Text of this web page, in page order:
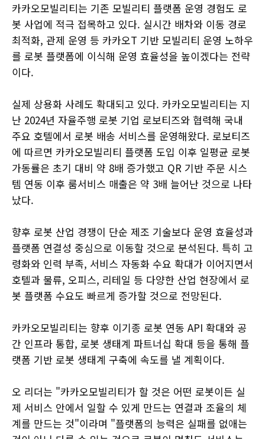
카카오모빌리티는 기존 모빌리티 플랫폼 운영 경험도 로
봇 사업에 적극 접목하고 있다. 실시간 배차와 이동 경로
최적화, 관제 운영 등 카카오T 기반 모빌리티 운영 노하우
를 로봇 플랫폼에 이식해 운영 효율성을 높이겠다는 전략
이다.
실제 상용화 사례도 확대되고 있다. 카카오모빌리티는 지
난 2024년 자율주행 로봇 기업 로보티즈와 협력해 국내
주요 호텔에서 로봇 배송 서비스를 운영해왔다. 로보티즈
에 따르면 카카오모빌리티 플랫폼 도입 이후 일평균 로봇
가동률은 초기 대비 약 8배 증가했고 QR 기반 주문 시스
템 연동 이후 룸서비스 매출은 약 3배 늘어난 것으로 나타
났다.
향후 로봇 산업 경쟁이 단순 제조 기술보다 운영 효율성과
플랫폼 연결성 중심으로 이동할 것으로 분석된다. 특히 고
령화와 인력 부족, 서비스 자동화 수요 확대가 이어지면서
호텔과 물류, 오피스, 리테일 등 다양한 산업 현장에서 로
봇 플랫폼 수요도 빠르게 증가할 것으로 전망된다.
카카오모빌리티는 향후 이기종 로봇 연동 API 확대와 공
간 인프라 통합, 로봇 생태계 파트너십 확대 등을 통해 플
랫폼 기반 로봇 생태계 구축에 속도를 낼 계획이다.
오 리더는 "카카오모빌리티가 할 것은 어떤 로봇이든 실
제 서비스 안에서 일할 수 있게 만드는 연결과 조율의 체
계를 만드는 것"이라며 "플랫폼의 능력은 실패를 없애는